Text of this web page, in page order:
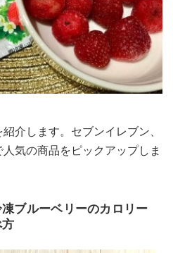
介します。セブンイレブン、
気の商品をピックアップしま
凍ブルーベリーのカロリー